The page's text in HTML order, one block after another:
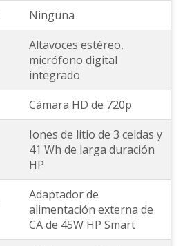
Ninguna
Altavoces estéreo,
micrófono digital
integrado
Cámara HD de 720p
Iones de litio de 3 celdas y
41 Wh de larga duración
HP
Adaptador de
alimentación externa de
CA de 45W HP Smart